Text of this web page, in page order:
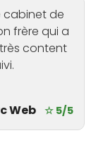
cabinet de
frère qui a
content
Web
☆ 5/5